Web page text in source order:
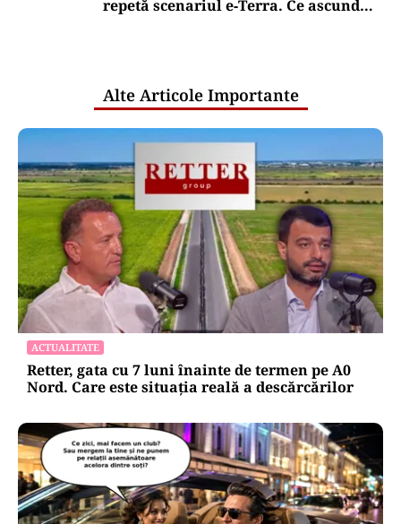
repetă scenariul e‑Terra. Ce ascund
Alte Articole Importante
ACTUALITATE
Retter, gata cu 7 luni înainte de termen pe A0
Nord. Care este situația reală a descărcărilor